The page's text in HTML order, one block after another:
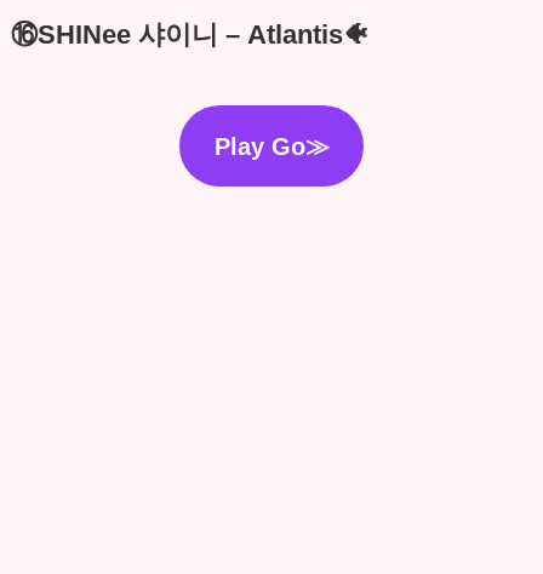
⑯SHINee 샤이니 – Atlantis🐠
Play Go≫